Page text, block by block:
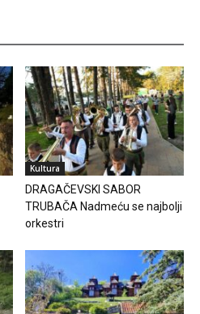
Kultura
DRAGAČEVSKI SABOR
TRUBAČA Nadmeću se najbolji
orkestri